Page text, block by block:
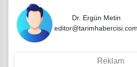
Dr. Ergün Metin
editor@tarimhabercisi.com